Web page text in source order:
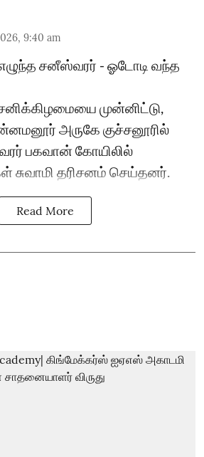
9:40 am
எழுந்த சனீஸ்வரர் - ஓடோடி வந்த
முன்னிட்டு,
அருகே குச்சனூரில்
பகவான் கோயிலில்
சுவாமி தரிசனம் செய்தனர்.
Read More